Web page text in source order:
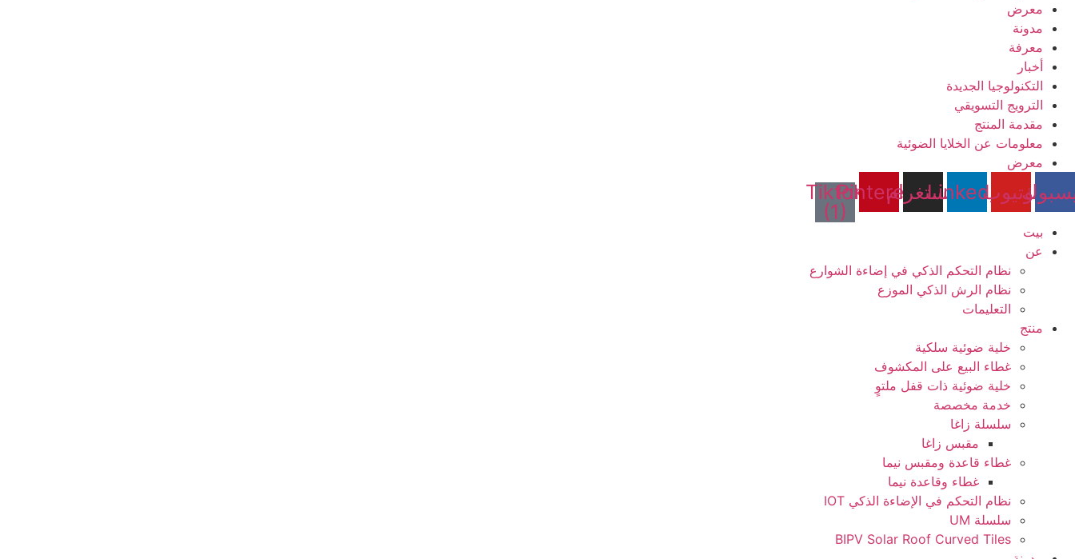
معرض
مدونة
معرفة
أخبار
التكنولوجيا الجديدة
الترويج التسويقي
مقدمة المنتج
معلومات عن الخلايا الضوئية
معرض
يوتيوبLinkedinإنستغرامPinterest
Tiktok
(1)
بيت
عن
نظام التحكم الذكي في إضاءة الشوارع
نظام الرش الذكي الموزع
التعليمات
منتج
خلية ضوئية سلكية
غطاء البيع على المكشوف
خلية ضوئية ذات قفل ملتوٍ
خدمة مخصصة
سلسلة زاغا
مقبس زاغا
غطاء قاعدة ومقبس نيما
غطاء وقاعدة نيما
نظام التحكم في الإضاءة الذكي IOT
سلسلة UM
BIPV Solar Roof Curved Tiles